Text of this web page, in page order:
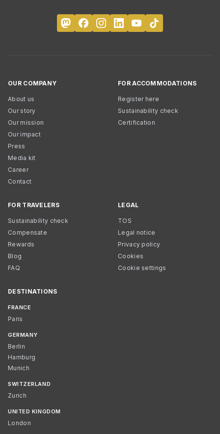
OUR COMPANY
About us
Our story
Our mission
Our impact
Press
Media kit
Career
Contact
FOR ACCOMMODATIONS
Register here
Sustainability check
Certification
FOR TRAVELERS
Sustainability check
Compensate
Rewards
Blog
FAQ
LEGAL
TOS
Legal notice
Privacy policy
Cookies
Cookie settings
DESTINATIONS
FRANCE
Paris
GERMANY
Berlin
Hamburg
Munich
SWITZERLAND
Zurich
UNITED KINGDOM
London